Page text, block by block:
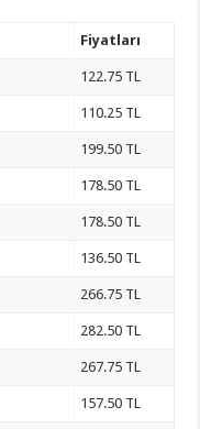
Fiyatları
122.75 TL
110.25 TL
199.50 TL
178.50 TL
178.50 TL
136.50 TL
266.75 TL
282.50 TL
267.75 TL
157.50 TL